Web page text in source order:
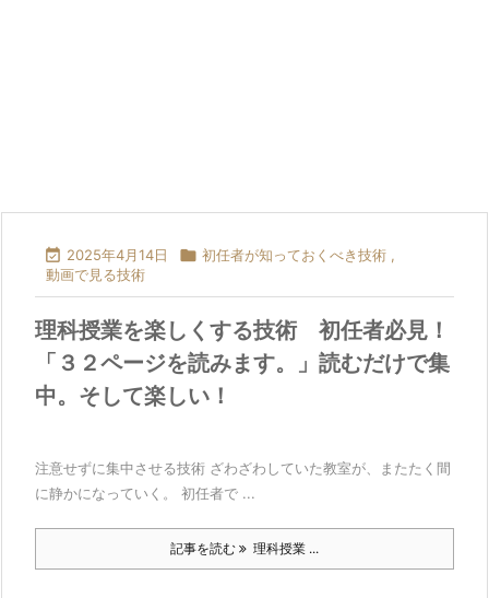
 2025年4月14日  初任者が知っておくべき技術 ,
動画で見る技術
理科授業を楽しくする技術 初任者必見！
「３２ページを読みます。」読むだけで集
中。そして楽しい！
注意せずに集中させる技術 ざわざわしていた教室が、またたく間
に静かになっていく。 初任者で ...
記事を読む 理科授業 ...